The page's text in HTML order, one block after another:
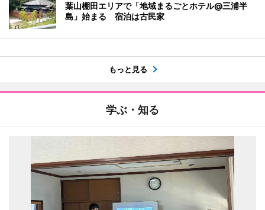
葉山棚田エリアで「地域まるごとホテル@三浦半
島」始まる 宿泊は古民家
もっと見る
学ぶ・知る